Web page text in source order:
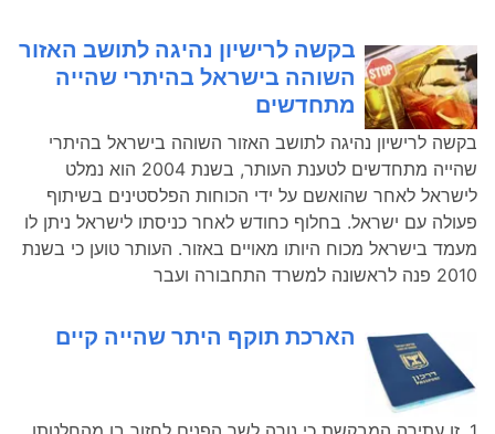
בקשה לרישיון נהיגה לתושב האזור
השוהה בישראל בהיתרי שהייה
מתחדשים
בקשה לרישיון נהיגה לתושב האזור השוהה בישראל בהיתרי
שהייה מתחדשים לטענת העותר, בשנת 2004 הוא נמלט
לישראל לאחר שהואשם על ידי הכוחות הפלסטינים בשיתוף
פעולה עם ישראל. בחלוף כחודש לאחר כניסתו לישראל ניתן לו
מעמד בישראל מכוח היותו מאויים באזור. העותר טוען כי בשנת
2010 פנה לראשונה למשרד התחבורה ועבר
הארכת תוקף היתר שהייה קיים